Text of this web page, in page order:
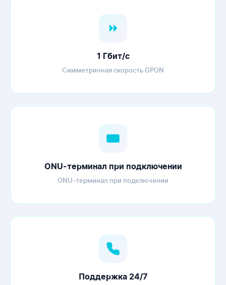
1 Гбит/с
Симметричная скорость GPON
ONU-терминал при подключении
ONU-терминал при подключении
Поддержка 24/7